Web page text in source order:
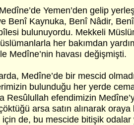
Yemen’den gelip
Benî Kaynuka, Benî Nâdir,
bulunuyordu. Mekkeli
her bakımdan
Medîne’nin havası değişmişti.
Medîne’de bir mescid
bulunduğu her yerde
Resûlullah efendimizin
arsa satın alınarak
de, bu mescide bitişik odalar